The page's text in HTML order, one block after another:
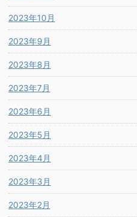
2023年10月
2023年9月
2023年8月
2023年7月
2023年6月
2023年5月
2023年4月
2023年3月
2023年2月